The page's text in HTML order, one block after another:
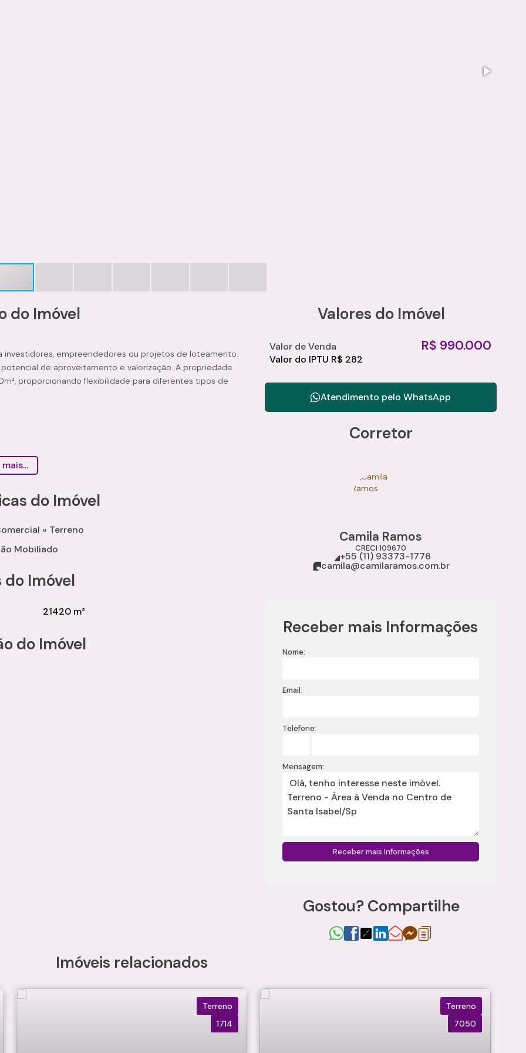
do Imóvel
investidores, empreendedores ou projetos de loteamento.
de aproveitamento e valorização. A propriedade
proporcionando flexibilidade para diferentes tipos de
chácaras
com um de nossos consultores especializados.
do Imóvel
» Terreno
Mobiliado
do Imóvel
21420 m²
do Imóvel
Valores do Imóvel
R$ 990.000
Valor de Venda
Valor do IPTU R$ 282
Atendimento peloWhatsApp
Corretor
Camila Ramos
CRECI 109670
+55 (11) 93373-1776
camila@camilaramos.com.br
Receber mais Informações
Nome:
Email:
Telefone:
Mensagem:
Gostou? Compartilhe
Imóveis relacionados
Terreno
1714
Terreno
7050